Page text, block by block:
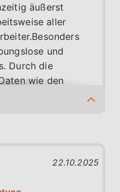
äußerst
aller
und
Durch die
wie den
zu
vor Ort
22.10.2025